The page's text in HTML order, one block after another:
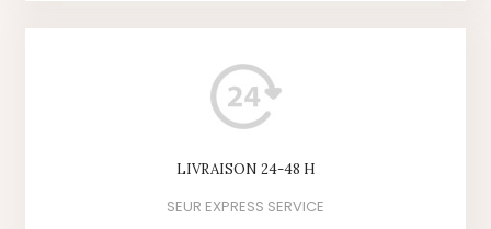
LIVRAISON 24-48 H
SEUR EXPRESS SERVICE